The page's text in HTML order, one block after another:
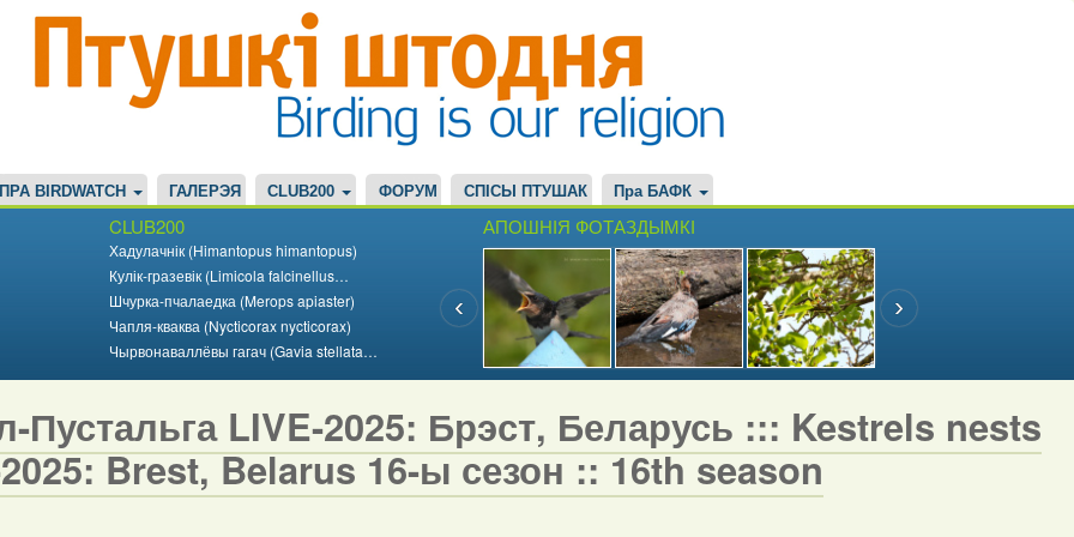
ПРА BIRDWATCH ГАЛЕРЭЯ CLUB200 ФОРУМ СПІСЫ ПТУШАК Пра БАФК
CLUB200
Хадулачнік (Himantopus himantopus)
Кулік-гразевік (Limicola falcinellus…
Шчурка-пчалаедка (Merops apiaster)
Чапля-кваква (Nycticorax nycticorax)
Чырвонаваллёвы гагач (Gavia stellata…
АПОШНІЯ ФОТАЗДЫМКІ
Пустальга LIVE-2025: Брэст, Беларусь ::: Kestrels nests
Brest, Belarus 16-ы сезон :: 16th season